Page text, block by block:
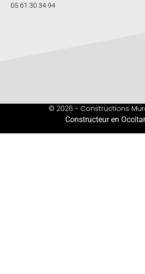
05 61 30 34 94
© 2026 - Constructions
Constructeur en